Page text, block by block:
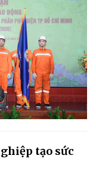
tạo sức